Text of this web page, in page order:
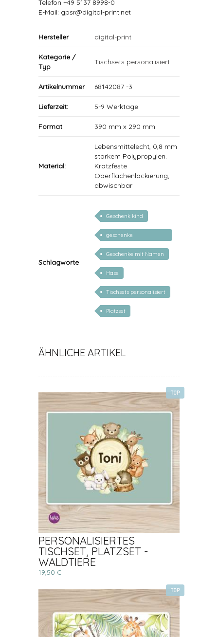
Telefon +49 5137 8998-0
E-Mail: gpsr@digital-print.net
Hersteller digital-print
Kategorie /
Typ
Tischsets personalisiert
Artikelnummer 68142087 -3
Lieferzeit: 5-9 Werktage
Format 390 mm x 290 mm
Material:
Lebensmittelecht, 0,8 mm
starkem Polypropylen.
Kratzfeste
Oberflächenlackierung,
abwischbar
Schlagworte
Geschenk kind
geschenke
personalisiert kinder
Geschenke mit Namen
Hase
Tischsets personalisiert
Platzset
ÄHNLICHE ARTIKEL
TOP
PERSONALISIERTES
TISCHSET, PLATZSET -
WALDTIERE
19,50 €
TOP